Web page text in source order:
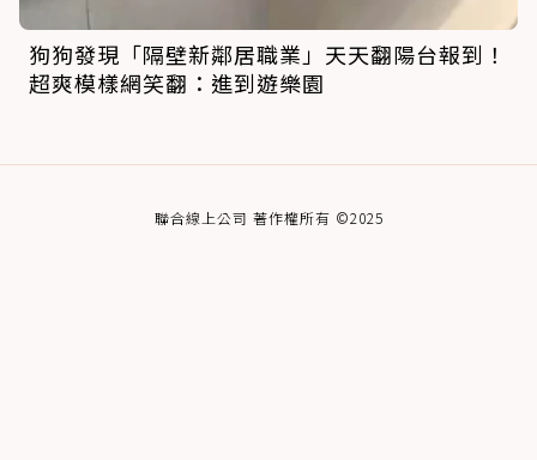
狗狗發現「隔壁新鄰居職業」天天翻陽台報到！
超爽模樣網笑翻：進到遊樂園
聯合線上公司 著作權所有 ©2025